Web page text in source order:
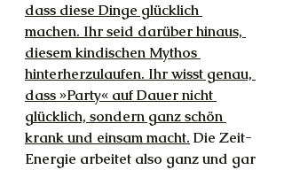
dass diese Dinge glücklich
machen. Ihr seid darüber hinaus,
diesem kindischen Mythos
hinterherzulaufen. Ihr wisst genau,
dass »Party« auf Dauer nicht
glücklich, sondern ganz schön
krank und einsam macht. Die Zeit-
Energie arbeitet also ganz und gar